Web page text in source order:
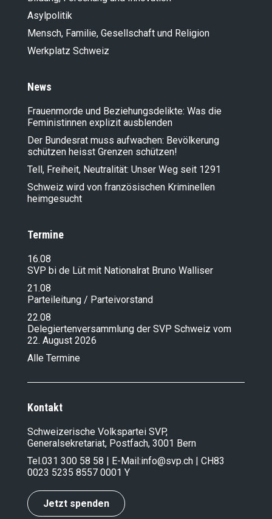
Asylpolitik
Mensch, Familie, Gesellschaft und Religion
Werkplatz Schweiz
News
Frauenmorde und Beziehungsdelikte: Was die
Feministinnen explizit ausblenden
Der Bundesrat muss aufwachen: Bevölkerung
schützen heisst Grenzen schützen!
Tell, Freiheit, Neutralität: Unser Weg seit 1291
Schweiz wird von französischen Kriminellen
heimgesucht
Termine
16.08
SVP bi de Lüt mit Nationalrat Bruno Walliser
21.08
Parteileitung / Parteivorstand
22.08
Delegiertenversammlung der SVP Schweiz vom
22. August 2026
Alle Termine
Kontakt
Schweizerische Volkspartei SVP,
Generalsekretariat, Postfach, 3001 Bern
Tel.031 300 58 58 | E-Mail:info@svp.ch | CH83
0023 5235 8557 0001 Y
Jetzt spenden